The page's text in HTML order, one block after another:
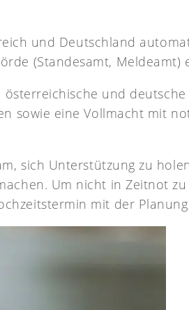
und Deutschland
(Standesamt, Meldeamt)
und
sowie eine Vollmacht mit
sich Unterstützung zu
Um nicht in Zeitnot
mit der